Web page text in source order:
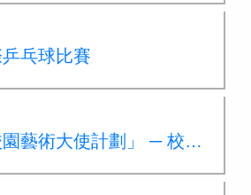
乓球比賽
「第十四屆校園藝術大使計劃」 ─ 校園藝術大使